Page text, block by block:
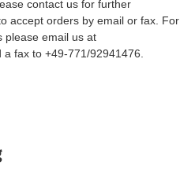
contact us for further
accept orders by email or fax. For
please email us at
fax to +49-771/92941476.